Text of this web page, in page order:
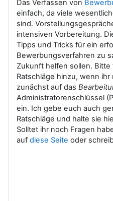
Das Verfassen von
einfach, da viele
sind.
intensiven Vorbereitung.
Tipps und Tricks für ein
Bewerbungsverfahren zu
Zukunft helfen sollen.
Ratschläge hinzu, wenn
zunächst auf das
Administratorenschlüssel
ein. Ich gebe euch auch
Ratschläge und halte sie
Solltet ihr noch Fragen
auf diese Seite oder